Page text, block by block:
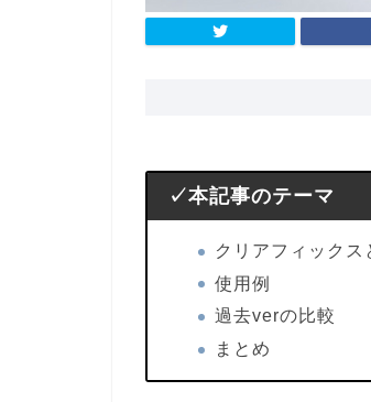
✓本記事のテーマ
クリアフィックス
使用例
過去verの比較
まとめ